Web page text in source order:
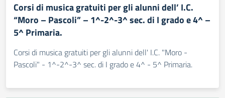
Corsi di musica gratuiti per gli alunni dell’ I.C.
“Moro – Pascoli” – 1^-2^-3^ sec. di I grado e 4^ –
5^ Primaria.
Corsi di musica gratuiti per gli alunni dell' I.C. "Moro -
Pascoli" - 1^-2^-3^ sec. di I grado e 4^ - 5^ Primaria.